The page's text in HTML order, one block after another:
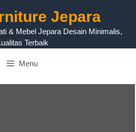
Jepara
& Mebel Jepara Desain Minimalis,
Terbaik
Menu